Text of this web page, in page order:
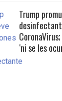
Trump
‘ni se les